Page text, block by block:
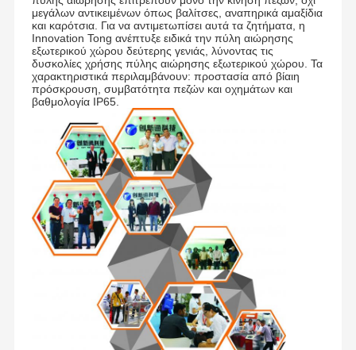
μεγάλων αντικειμένων όπως βαλίτσες, αναπηρικά αμαξίδια
και καρότσια. Για να αντιμετωπίσει αυτά τα ζητήματα, η
Innovation Tong ανέπτυξε ειδικά την πύλη αιώρησης
εξωτερικού χώρου δεύτερης γενιάς, λύνοντας τις
δυσκολίες χρήσης πύλης αιώρησης εξωτερικού χώρου. Τα
χαρακτηριστικά περιλαμβάνουν: προστασία από βίαιη
πρόσκρουση, συμβατότητα πεζών και οχημάτων και
βαθμολογία IP65.